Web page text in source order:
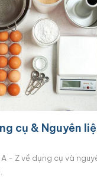
cụ & Nguyên
- Z về dụng cụ và